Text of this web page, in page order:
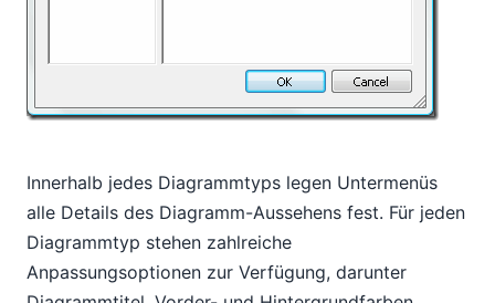
Innerhalb jedes Diagrammtyps legen Untermenüs
alle Details des Diagramm-Aussehens fest. Für jeden
Diagrammtyp stehen zahlreiche
Anpassungsoptionen zur Verfügung, darunter